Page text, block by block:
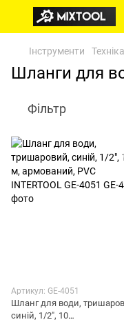
Інструменти
Шланги для
Фільтр
Артикул: GE-4051
Шланг для води,
синій, 1/2", 10